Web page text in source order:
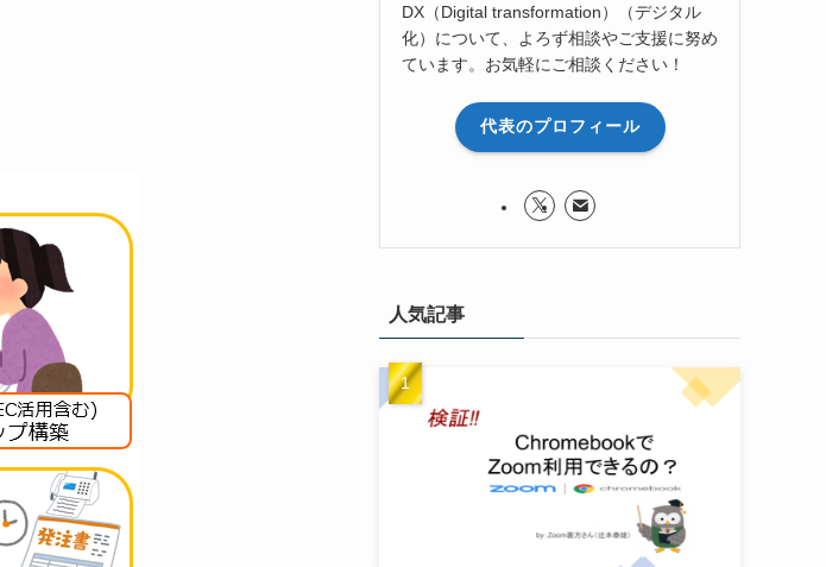
DX（Digital transformation）（デジタル
化）について、よろず相談やご支援に努め
ています。お気軽にご相談ください！
代表のプロフィール
人気記事